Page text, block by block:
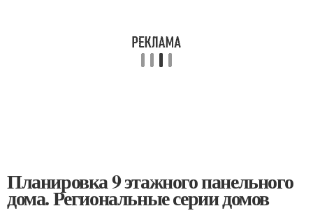
Планировка 9 этажного панельного
дома. Региональные серии домов